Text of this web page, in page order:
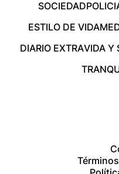
SOCIEDAD
ESTILO DE VIDA
DIARIO EXTRAVIDA Y